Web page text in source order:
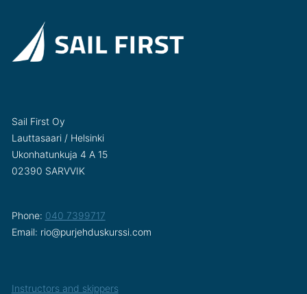
Sail First Oy
Lauttasaari / Helsinki
Ukonhatunkuja 4 A 15
02390 SARVVIK
Phone: 040 7399717
Email: rio@purjehduskurssi.com
Instructors and skippers